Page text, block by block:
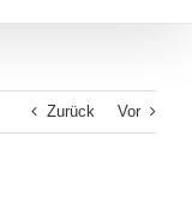
Zurück Vor